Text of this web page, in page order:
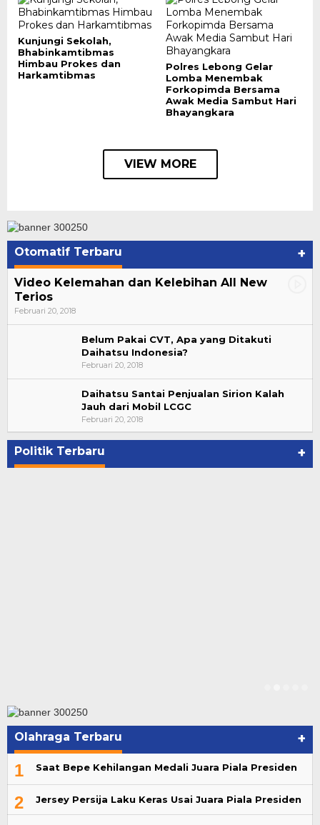
Kunjungi Sekolah,
Bhabinkamtibmas
Himbau Prokes dan
Harkamtibmas
Polres Lebong Gelar
Lomba Menembak
Forkopimda Bersama
Awak Media Sambut Hari
Bhayangkara
VIEW MORE
Otomatif Terbaru +
Video Kelemahan dan Kelebihan All New
Terios
Februari 20, 2018
Belum Pakai CVT, Apa yang Ditakuti
Daihatsu Indonesia?
Februari 20, 2018
Daihatsu Santai Penjualan Sirion Kalah
Jauh dari Mobil LCGC
Februari 20, 2018
Politik Terbaru +
Bupati Ahmad Hijazi, Hadiri Paripurna Hasil
Penetapan Paslon Bupati dan Wabup Te…
Di NASIONAL, POLITIK, REJANG LEBONG
Olahraga Terbaru +
1 Saat Bepe Kehilangan Medali Juara Piala Presiden
2 Jersey Persija Laku Keras Usai Juara Piala Presiden